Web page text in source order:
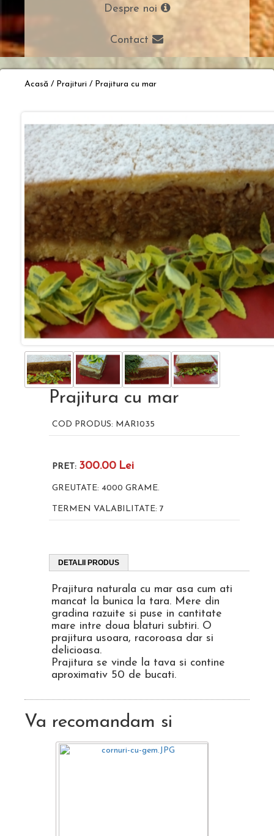
Despre noi
Contact
Acasă / Prajituri / Prajitura cu mar
Prajitura cu mar
COD PRODUS: MAR1035
PRET: 300.00 Lei
GREUTATE: 4000 GRAME.
TERMEN VALABILITATE: 7
DETALII PRODUS
Prajitura naturala cu mar asa cum ati
mancat la bunica la tara. Mere din
gradina razuite si puse in cantitate
mare intre doua blaturi subtiri. O
prajitura usoara, racoroasa dar si
delicioasa.
Prajitura se vinde la tava si contine
aproximativ 50 de bucati.
Va recomandam si